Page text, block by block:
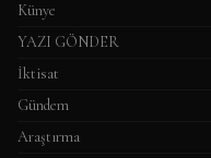
Künye
YAZI GÖNDER
İktisat
Gündem
Araştırma